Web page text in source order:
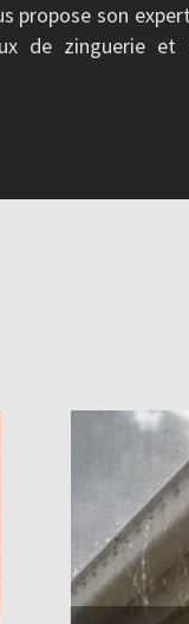
propose son
de zinguerie